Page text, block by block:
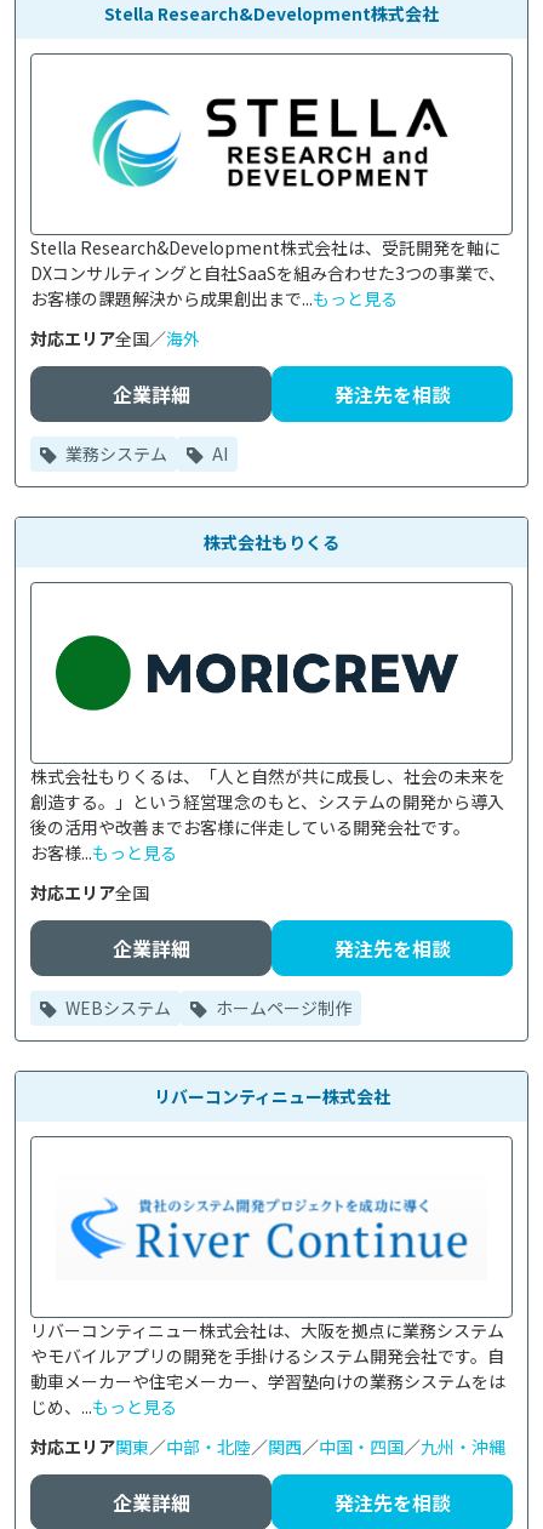
Stella Research&Development株式会社
Stella Research&Development株式会社は、受託開発を軸に
DXコンサルティングと自社SaaSを組み合わせた3つの事業で、
お客様の課題解決から成果創出まで...もっと見る
対応エリア全国／海外
企業詳細 発注先を相談
業務システム AI
株式会社もりくる
株式会社もりくるは、「人と自然が共に成長し、社会の未来を
創造する。」という経営理念のもと、システムの開発から導入
後の活用や改善までお客様に伴走している開発会社です。
お客様...もっと見る
対応エリア全国
企業詳細 発注先を相談
WEBシステム ホームページ制作
リバーコンティニュー株式会社
リバーコンティニュー株式会社は、大阪を拠点に業務システム
やモバイルアプリの開発を手掛けるシステム開発会社です。自
動車メーカーや住宅メーカー、学習塾向けの業務システムをは
じめ、...もっと見る
対応エリア関東／中部・北陸／関西／中国・四国／九州・沖縄
企業詳細 発注先を相談